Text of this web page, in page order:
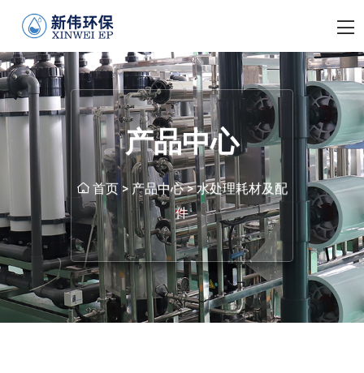
产品中心
首页 > 产品中心>水处理耗材及配
件